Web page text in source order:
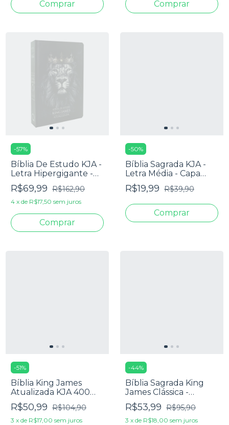
-57%
Bíblia De Estudo KJA -
Letra Hipergigante -
Capa Rei Dos Reis
R$69,99 R$162,90
4 x de R$17,50 sem juros
-50%
Bíblia Sagrada KJA -
Letra Média - Capa
Dura Artística
R$19,99 R$39,90
-51%
Bíblia King James
Atualizada KJA 400
Anos - Letra
Hipergigante - Capa
Luxo Rosa
R$50,99 R$104,90
3 x de R$17,00 sem juros
-44%
Bíblia Sagrada King
James Clássica -
Ultrafina Capa Luxo
Turquesa
R$53,99 R$95,90
3 x de R$18,00 sem juros